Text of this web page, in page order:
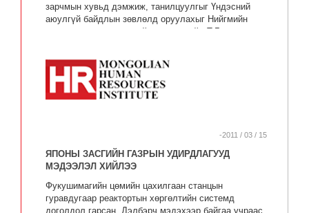
зарчмын хувьд дэмжиж, танилцуулгыг Үндэсний
аюулгүй байдлын зөвлөлд оруулахыг Нийгмийн
хамгаалал, хөдөлмөрийн яамны сайд Т.Гандид
-2011 / 03 / 15
ЯПОНЫ ЗАСГИЙН ГАЗРЫН УДИРДЛАГУУД
МЭДЭЭЛЭЛ ХИЙЛЭЭ
Фукушимагийн цөмийн цахилгаан станцын
гуравдугаар реактортын хөргөлтийн системд
доголдол гарсан. Дэлбэрч мэдэхээр байгаа учраас